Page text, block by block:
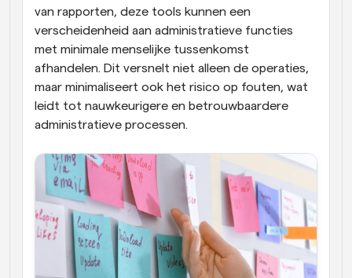
van rapporten, deze tools kunnen een
verscheidenheid aan administratieve functies
met minimale menselijke tussenkomst
afhandelen. Dit versnelt niet alleen de operaties,
maar minimaliseert ook het risico op fouten, wat
leidt tot nauwkeurigere en betrouwbaardere
administratieve processen.